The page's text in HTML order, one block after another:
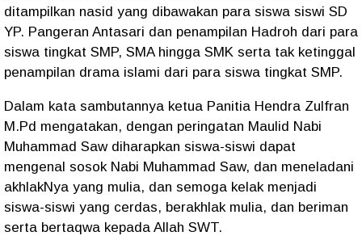
ditampilkan nasid yang dibawakan para siswa siswi SD
YP. Pangeran Antasari dan penampilan Hadroh dari para
siswa tingkat SMP, SMA hingga SMK serta tak ketinggal
penampilan drama islami dari para siswa tingkat SMP.
Dalam kata sambutannya ketua Panitia Hendra Zulfran
M.Pd mengatakan, dengan peringatan Maulid Nabi
Muhammad Saw diharapkan siswa-siswi dapat
mengenal sosok Nabi Muhammad Saw, dan meneladani
akhlakNya yang mulia, dan semoga kelak menjadi
siswa-siswi yang cerdas, berakhlak mulia, dan beriman
serta bertaqwa kepada Allah SWT.